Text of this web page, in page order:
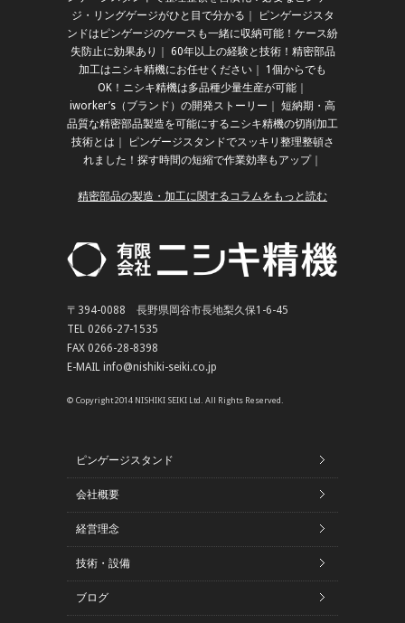
ジ・リングゲージがひと目で分かる
ピンゲージスタ
ンドはピンゲージのケースも一緒に収納可能！ケース紛
失防止に効果あり
60年以上の経験と技術！精密部品
加工はニシキ精機にお任せください
1個からでも
OK！ニシキ精機は多品種少量生産が可能
iworker’s（ブランド）の開発ストーリー
短納期・高
品質な精密部品製造を可能にするニシキ精機の切削加工
技術とは
ピンゲージスタンドでスッキリ整理整頓さ
れました！探す時間の短縮で作業効率もアップ｜
精密部品の製造・加工に関するコラムをもっと読む
〒394-0088 長野県岡谷市長地梨久保1-6-45
TEL 0266-27-1535
FAX 0266-28-8398
E-MAIL info@nishiki-seiki.co.jp
© Copyright 2014 NISHIKI SEIKI Ltd. All Rights Reserved.
ピンゲージスタンド
会社概要
経営理念
技術・設備
ブログ